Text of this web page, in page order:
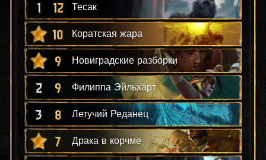
1 12 Тесак
10 Коратская жара
9 Новиградские разборки
2 9 Филиппа Эйльхарт
3 8 Летучий Реданец
7 Драка в корчме